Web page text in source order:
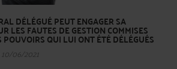
DÉLÉGUÉ PEUT ENGAGER SA
LES FAUTES DE GESTION COMMISES
POUVOIRS QUI LUI ONT ÉTÉ DÉLÉGUÉS
06/2021